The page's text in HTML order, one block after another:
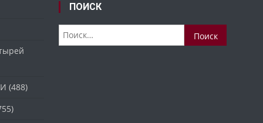
(488)
ПОИСК
Найти: